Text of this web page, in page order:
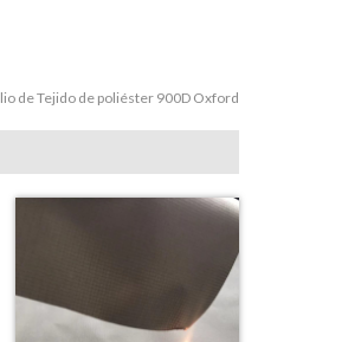
de Tejido de poliéster 900D Oxford